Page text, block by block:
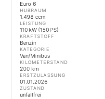
Euro 6
HUBRAUM
1.498 ccm
LEISTUNG
110 kW (150 PS)
KRAFTSTOFF
Benzin
KATEGORIE
Van/Minibus
KILOMETERSTAND
200 km
ERSTZULASSUNG
01.01.2026
ZUSTAND
unfallfrei